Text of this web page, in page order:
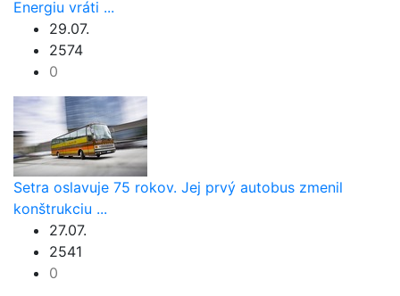
Energiu vráti ...
29.07.
2574
0
Setra oslavuje 75 rokov. Jej prvý autobus zmenil
konštrukciu ...
27.07.
2541
0